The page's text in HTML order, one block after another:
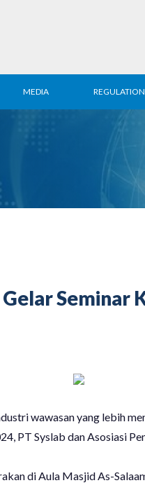
MEDIA REGULATION
Seminar
wawasan yang lebih
PT Syslab dan Asosiasi
di Aula Masjid As-